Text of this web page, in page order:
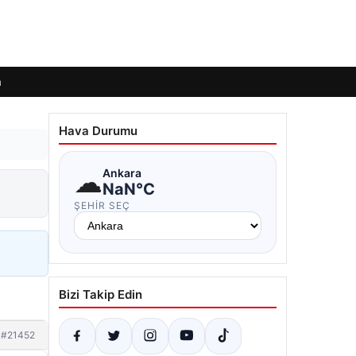
#21452
Hava Durumu
☁Ankara
NaN°C
ŞEHIR SEÇ
Bizi Takip Edin